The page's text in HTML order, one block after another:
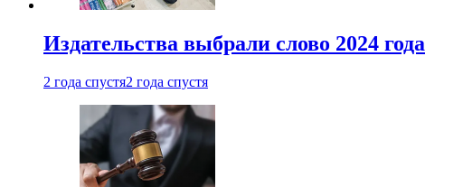
Издательства выбрали слово 2024 года
2 года спустя2 года спустя